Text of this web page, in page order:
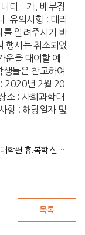
다. 가. 배부장
유의사항 : 대리
를 알려주시기 바
행사는 취소되었
운을 대여할 예
생들은 참고하여
: 2020년 2월 20
소 : 사회과학대
항 : 해당일자 및
신청기간 변경 안내